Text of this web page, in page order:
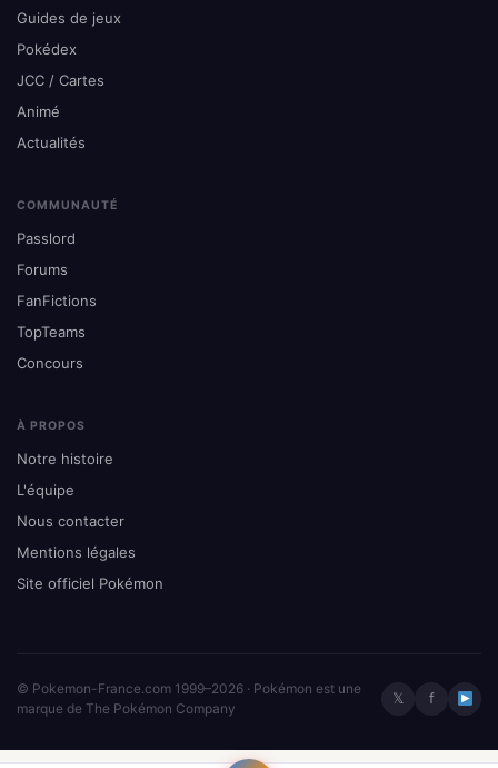
Guides de jeux
Pokédex
JCC / Cartes
Animé
Actualités
COMMUNAUTÉ
Passlord
Forums
FanFictions
TopTeams
Concours
À PROPOS
Notre histoire
L'équipe
Nous contacter
Mentions légales
Site officiel Pokémon
© Pokemon-France.com 1999–2026 · Pokémon est une
marque de The Pokémon Company
𝕏 f